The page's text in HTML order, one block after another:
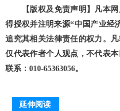
【版权及免责声明】凡本网
得授权并注明来源“中国产业经
追究其相关法律责任的权力。
仅代表作者个人观点，不代表
联系：010-65363056。
延伸阅读